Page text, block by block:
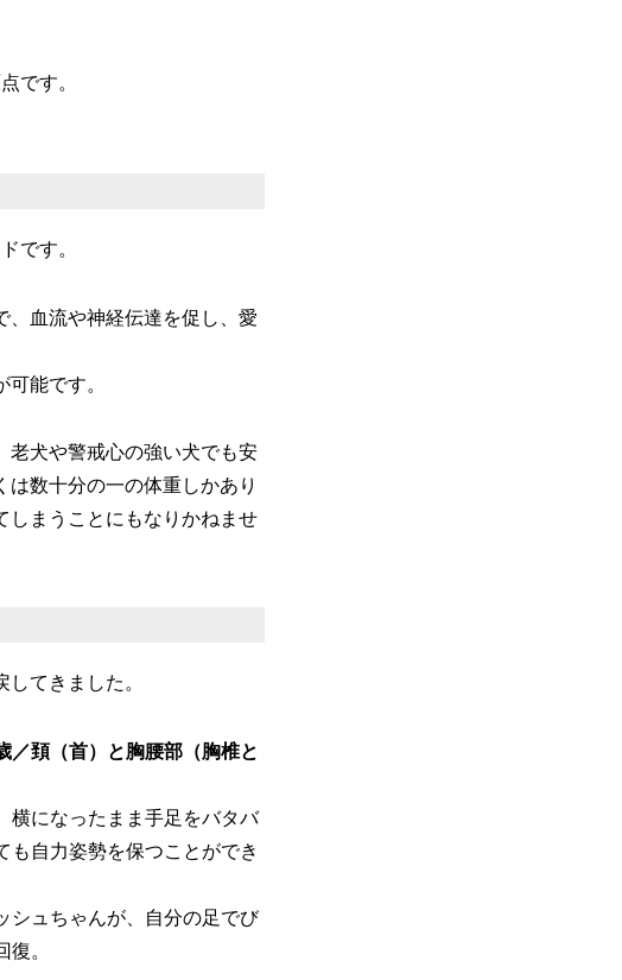
です。
です。
、血流や神経伝達を促し、愛
能です。
老犬や警戒心の強い犬でも安
数十分の一の体重しかあり
しまうことにもなりかねませ
てきました。
／頚（首）と胸腰部（胸椎と
横になったまま手足をバタバ
も自力姿勢を保つことができ
シュちゃんが、自分の足でび
復。